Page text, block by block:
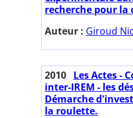
recherche pour la
Auteur : Giroud
2010 Les Actes -
inter-IREM - les
Démarche
la roulette.